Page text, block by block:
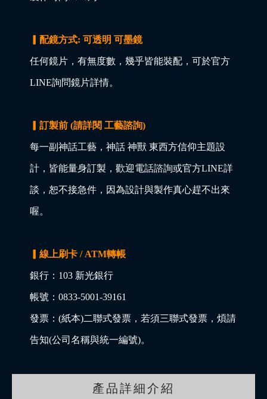
▎配鏡方式: 可透明 可墨鏡
任何鏡片，有無度數，幾乎皆能裝配，可於官方
LINE詢問鏡片詳情。
▎訂製前 (請詳閱 工藝諮詢)
每一副神話工藝，神話 神獸 東西方信仰主題設
計，皆能量身訂製，歡迎電話諮詢或官方LINE詳
談，恕不接急件，因為設計與製作真心趕不出來
喔。
▎線上刷卡 / ATM轉帳
銀行：103 新光銀行
帳號：0833-5001-39161
發票：(紙本)二聯式發票，若須三聯式發票，煩請
告知(公司名稱與統一編號)。
產品詳細介紹